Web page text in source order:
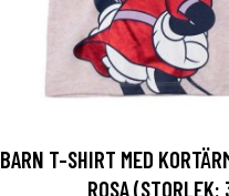
BARN T-SHIRT MED
ROSA (STORLEK: